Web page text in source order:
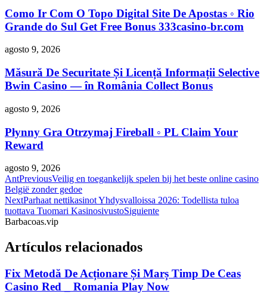
Como Ir Com O Topo Digital Site De Apostas ◦ Rio
Grande do Sul Get Free Bonus 333casino-br.com
agosto 9, 2026
Măsură De Securitate Și Licență Informații Selective
Bwin Casino — în România Collect Bonus
agosto 9, 2026
Płynny Gra Otrzymaj Fireball ◦ PL Claim Your
Reward
agosto 9, 2026
AntPreviousVeilig en toegankelijk spelen bij het beste online casino
België zonder gedoe
NextParhaat nettikasinot Yhdysvalloissa 2026: Todellista tuloa
tuottava Tuomari KasinosivustoSiguiente
Barbacoas.vip
Artículos relacionados
Fix Metodă De Acționare Și Marș Timp De Ceas
Casino Red _ Romania Play Now